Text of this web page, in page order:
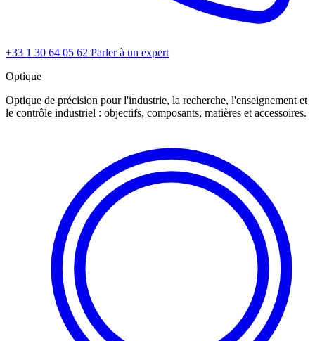
+33 1 30 64 05 62 Parler à un expert
Optique
Optique de précision pour l'industrie, la recherche, l'enseignement et
le contrôle industriel : objectifs, composants, matières et accessoires.